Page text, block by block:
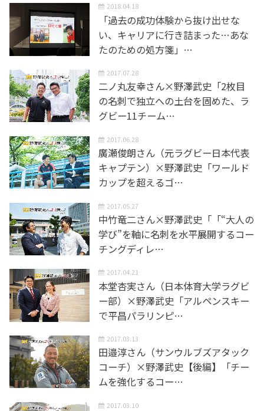
2018.04.18
「過去の成功体験から抜け出せな
い、キャリアに行き詰まった…あな
たのための処方箋」…
2017.07.28
二ノ丸友幸さん×野澤武史「2枚目
の名刺で独立への土台を固めた、ラ
グビー11チーム…
2017.06.28
廣瀬俊朗さん（元ラグビー日本代表
キャプテン）×野澤武史「ワールド
カップを超えるゴ…
2017.05.27
中竹竜二さん×野澤武史「「“大人の
学び”を軸に名刺を水平展開するコー
チングディレ…
2017.04.21
本堂杏実さん（日本体育大学ラグビ
ー部）×野澤武史「アルペンスキー
で平昌パラリンピ…
2017.03.13
田邉淳さん（サンウルブズアタック
コーチ）×野澤武史【後編】「チー
ムを強化するコー…
2017.03.10